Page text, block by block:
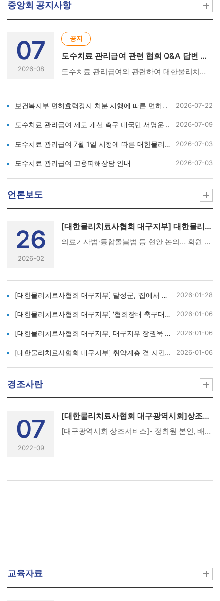
중앙회 공지사항
07
2026-08
공지
도수치료 관리급여 관련 협회 Q&A 답변 및 성명서 현황
도수치료 관리급여와 관련하여 대한물리치료사협회에서 발표한 Q&A 답변서와 성명서 현황입니다. [아래의 링크를 클릭하세요👇] ① 도수치료 관리급여 시행 관련 협회 Q&A 답변서 및 참고 자료https://m.site.naver.com/2e2DQ ② 도수치료 관리급여 7월 1일 시행에 따른 대한물리치료사협회 성명서(26.6.17)https://m.site.naver.com/2e2E5 ③ 7월 1일 도수치료 관리급여 시행 관련 협회 진행 경과 및 강력 대응 방안 성명서(26.6.16.)https://m.site.naver.com/2e2Eb ④ 도수치료 관리급여 관련 간담회 결과 성명서(26.6.15.)https://m.site.naver.com/2e2Eh ⑤ 건강보험정책심의위원회 도수치료 관리급여 강행 관련 대한물리치료사협회의 강력 규탄 및 총력 대응 성명서(26.6.4.) https://m.site.naver.com/2e2Ep
보건복지부 면허효력정지 처분 시행에 따른 면허신고 안내 2026-07-22
도수치료 관리급여 제도 개선 촉구 대국민 서명운동 및 피해사례 수집 안내 2026-07-09
도수치료 관리급여 7월 1일 시행에 따른 대한물리치료사협회 성명서 2026-07-03
도수치료 관리급여 고용피해상담 안내 2026-07-03
언론보도
26
2026-02
[대한물리치료사협회 대구지부] 대한물리치료사협회 대구지부, 제57차 정기총회 성료
의료기사법·통합돌봄법 등 현안 논의… 회원 권익과 직역 발전 다짐대한물리치료사협회 대구지부 제57차 정기총회(사진제공=대한물리치료사협회 대구지부)[의학신문·일간보사=박재영 기자]대한물리치료사협회 대구지부(회장 장권욱)가 2026년도 제57차 정기총회를 지난 2월 3일 오후 7시 대구 호텔라온제나 8층 포르뚜나홀에서 성황리에 개최했다.이날 행사에는 장권욱 회장, 임예창 대의원의장, 엄익곤·권중래·이현기·박진식 역대 회장단과 박종윤 전 대의원의장, 내빈으로 주호영 국회의원(대구 수성구 갑)이 참석해 자리를 빛냈다.총회는 물리치료사 윤리강령 낭독을 시작으로 주호영 의원의 축사, 권영진·김상훈·우재준 국회의원과 대한물리치료사협회 양대림 회장의 축전, 권중래 전 회장과 장권욱 회장의 축사로 이어졌다. 이어 보건의료 발전에 앞장서 물리치료사의 위상을 높인 회원 및 물리치료학과 학생들에게 공로패가 수여됐다.임예창 대의원의장은 "3대 대의원회가 임기 마지막 해에 접어들었다"며 "회원 권익 향상과 관련 법안 개선을 위해 끝까지 최선을 다하겠다"고 밝혔다.장권욱 회장은 "의료기사법 개정안과 통합돌봄법은 직역의 미래와 국민 건강을 좌우하는 중요한 과제"라며 "회원들의 지속적인 관심과 동참으로 물리치료의 새로운 도약을 이뤄내자"고 강조했다.1부 의전행사에 이어 열린 2부 본 회의에서는 ▲2025년도 사업보고 및 결산 ▲2026년도 사업계획(안) 및 수지예산(안) 승인 ▲지부 회칙 일부 개정안 등을 논의했다. 참석자들의 날카로운 질의와 명료한 답변으로 회의장은 열기를 더했다.출처: https://v.daum.net/v/20260205162903755
[대한물리치료사협회 대구지부] 달성군, '집에서 살 수 있는 돌봄' 구축...통합돌봄 지원사업 '들다봄' 가동 2026-01-28
[대한물리치료사협회 대구지부] '협회장배 축구대회’ 개최, 대학생들과 협회 정회원들 소통과 화합 장 마련 2026-01-06
[대한물리치료사협회 대구지부] 대구지부 장권욱 회장,대학 학과장들과 물리치료 발전방안 논의 2026-01-06
[대한물리치료사협회 대구지부] 취약계층 곁 지킨 물리치료사, 대구시가 주목한 이유 김준국 조직이사 대구시장 표창을 축하드립니다. 2026-01-06
경조사란
07
2022-09
[대한물리치료사협회 대구광역시회]상조서비스(부고 알림)
[대구광역시회 상조서비스]- 정회원 본인, 배우자, 자녀, 양가부모 사망 시(대구광역시회 대표번호 010-8253-7540로 접수 시 진행)1) 상조용품2) 부고 알림
교육자료